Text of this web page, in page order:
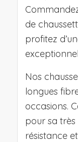
de
profitez
Nos
longues
occasions.
pour sa
résistance